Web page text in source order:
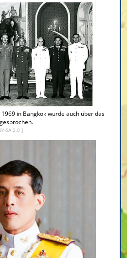
in Bangkok wurde auch über das
SA 2.0 ]